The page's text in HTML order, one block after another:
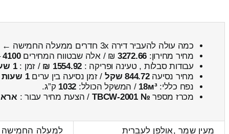
כמה עולה להעביר דירה 3x חדרים ממעלה החמישה ← לעין שמר
מחיר מחירון: 3272.66 ₪ / אלה שבטווח המחירים4100
עבודות סבלות , טעינה ופריקה : 1554.92 ₪ / זמן :1 שעות 18 דקות
מחיר נסיעה844.72 שקל / זמן נסיעה בין ערים1 שעות , 2 דקות
נפח כללי:18м³ / המשקל הכולל: 1032 ק”ג.
מכרז מספר № TBCW-2001 / הצעת מחיר עבור :
מעין שמר ,אולפן לעברית
למעלה